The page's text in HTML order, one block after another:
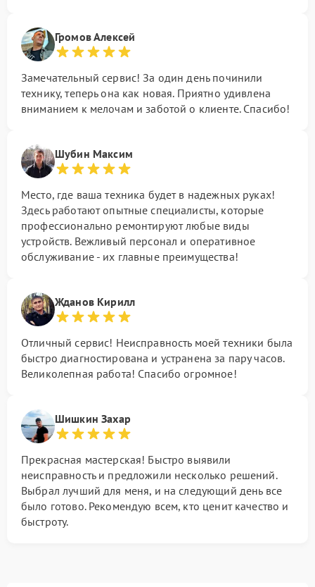
Громов Алексей
Замечательный сервис! За один день починили
технику, теперь она как новая. Приятно удивлена
вниманием к мелочам и заботой о клиенте. Спасибо!
Шубин Максим
Место, где ваша техника будет в надежных руках!
Здесь работают опытные специалисты, которые
профессионально ремонтируют любые виды
устройств. Вежливый персонал и оперативное
обслуживание - их главные преимущества!
Жданов Кирилл
Отличный сервис! Неисправность моей техники была
быстро диагностирована и устранена за пару часов.
Великолепная работа! Спасибо огромное!
Шишкин Захар
Прекрасная мастерская! Быстро выявили
неисправность и предложили несколько решений.
Выбрал лучший для меня, и на следующий день все
было готово. Рекомендую всем, кто ценит качество и
быстроту.